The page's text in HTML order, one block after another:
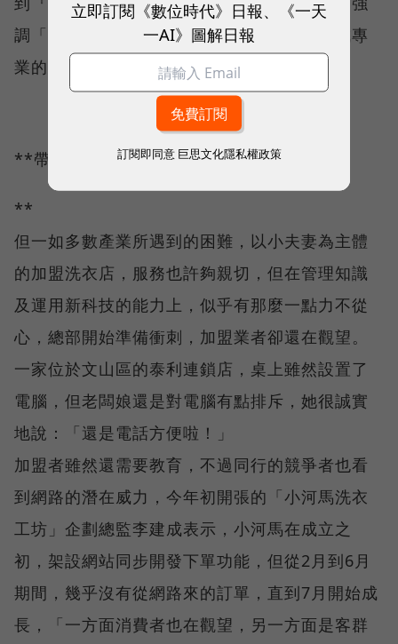
調「洗衣業不再是勞力密集的行業，而是變成專
業的衣物保養顧問。」
**帶領加盟店轉型
**
但一如多數產業所遇到的困難，以小夫妻為主體
的加盟洗衣店，服務也許夠親切，但在管理知識
及運用新科技的能力上，似乎有那麼一點力不從
心，總部開始準備衝刺，加盟業者卻還在觀望。
一家位於文山區的泰利連鎖店，桌上雖然設置了
電腦，但老闆娘還是對電腦有點排斥，她很誠實
地說：「還是電話方便啦！」
加盟者雖然還需要教育，不過同行的競爭者也看
到網路的潛在威力，今年初開張的「小河馬洗衣
工坊」企劃總監李建成表示，小河馬在成立之
初，架設網站同步開發下單功能，但從2月到6月
期間，幾乎沒有從網路來的訂單，直到7月開始成
長，「一方面消費者也在觀望，另一方面是客群
立即訂閱《數位時代》日報、《一天
一AI》圖解日報
訂閱即同意 巨思文化隱私權政策